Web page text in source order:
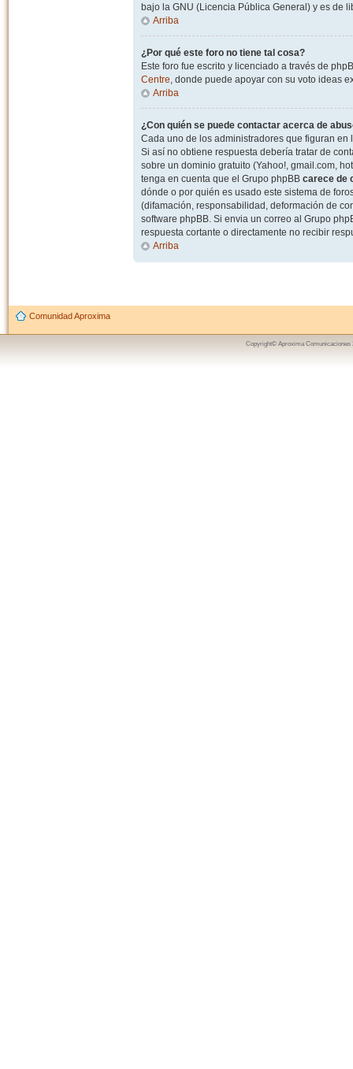
bajo la GNU (Licencia Pública General) y es de
Arriba
¿Por qué este foro no tiene tal cosa?
Este foro fue escrito y licenciado a través de
Centre, donde puede apoyar con su voto ideas
Arriba
¿Con quién se puede contactar acerca de
Cada uno de los administradores que figuran
Si así no obtiene respuesta debería tratar de
sobre un dominio gratuito (Yahoo!, gmail.com,
tenga en cuenta que el Grupo phpBB carece de
dónde o por quién es usado este sistema de
(difamación, responsabilidad, deformación de
software phpBB. Si envia un correo al Grupo
respuesta cortante o directamente no recibir
Arriba
Comunidad Aproxima
Copyright© Aproxima Comunicaciones